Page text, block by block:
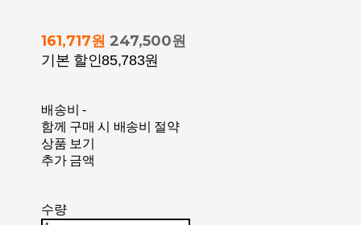
161,717원247,500원
기본 할인85,783원
배송비 -
함께 구매 시 배송비 절약
상품 보기
추가 금액
수량